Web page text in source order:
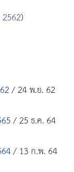
)
/ 24 พ.ย. 62
/ 25 ธ.ค. 64
/ 13 ก.พ. 64